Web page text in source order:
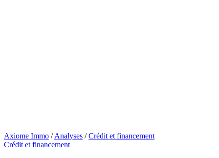
Axiome Immo / Analyses / Crédit et financement
Crédit et financement